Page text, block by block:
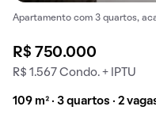
Apartamento com 3 quartos,
R$ 750.000
R$ 1.567 Condo. + IPTU
109 m² · 3 quartos · 2